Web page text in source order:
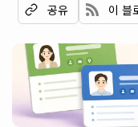
공유 이 블